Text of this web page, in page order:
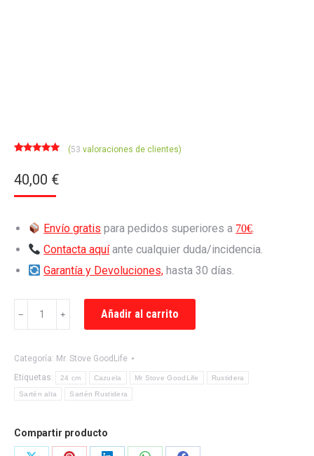
40,00 €
5 en base a
(53 valoraciones de clientes)
Envío gratis para pedidos superiores a 70€.
Contacta aquíante cualquier duda/incidencia.
Garantía y Devoluciones, hasta 30 días.
24
cm
de
2,5
L.
cantidad
﹣ ﹢ Añadir al carrito
Categoría: Mr. Stove GoodLife
Etiquetas:
24 cm Cazuela Mr Stove GoodLife Rustidera
Sartén alta Sartén Rustidera
Compartir producto